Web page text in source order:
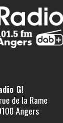
G!
de la Rame
Angers